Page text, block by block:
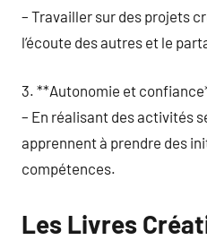
– Travailler sur des projets
l’écoute des autres et le
3. **Autonomie et
– En réalisant des activités
apprennent à prendre des
compétences.
Les Livres